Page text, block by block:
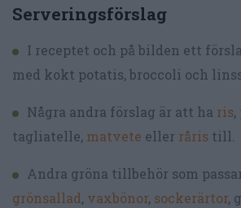
Serveringsförslag
I receptet och på bilden ett
med kokt potatis, broccoli och
Några andra förslag är att ha ris,
tagliatelle, matvete eller råris till.
Andra gröna tillbehör som
grönsallad, vaxbönor, sockerärtor,